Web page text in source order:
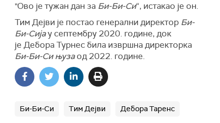
"Ово је тужан дан за Би-Би-Си“, истакао је он.
Тим Дејви је постао генерални директор Би-
Би-Сијау септембру 2020. године, док
је Дебора Турнес била извршна директорка
Би-Би-Си њузаод 2022. године.
Би-Би-Си Тим Дејви Дебора Таренс